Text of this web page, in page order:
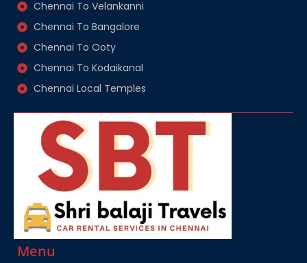
Chennai To Velankanni
Chennai To Bangalore
Chennai To Ooty
Chennai To Kodaikanal
Chennai Local Temples
Menu